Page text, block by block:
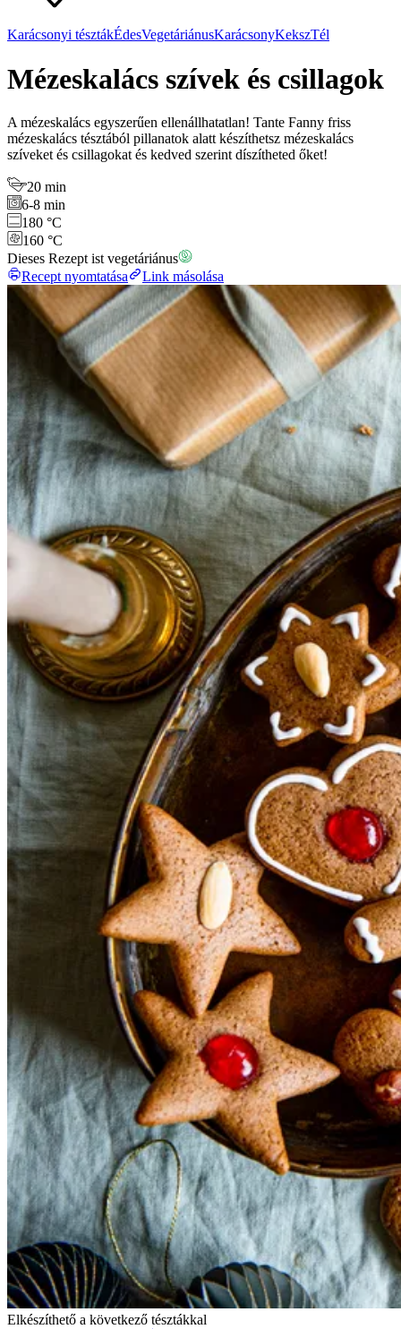
Karácsonyi tésztákÉdesVegetáriánusKarácsonyKekszTél
Mézeskalács szívek és csillagok
A mézeskalács egyszerűen ellenállhatatlan! Tante Fanny friss
mézeskalács tésztából pillanatok alatt készíthetsz mézeskalács
szíveket és csillagokat és kedved szerint díszítheted őket!
20 min
6-8 min
180 °C
160 °C
Dieses Rezept ist vegetáriánus
Recept nyomtatása
Link másolása
Elkészíthető a következő tésztákkal